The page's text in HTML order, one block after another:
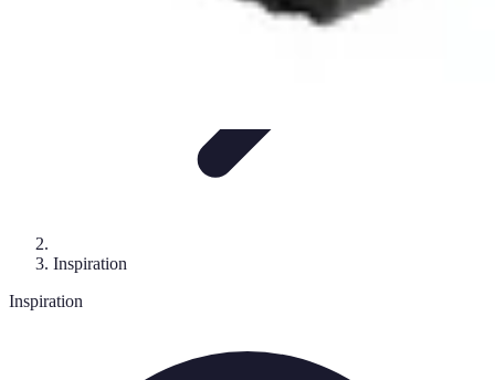
Inspiration
Inspiration